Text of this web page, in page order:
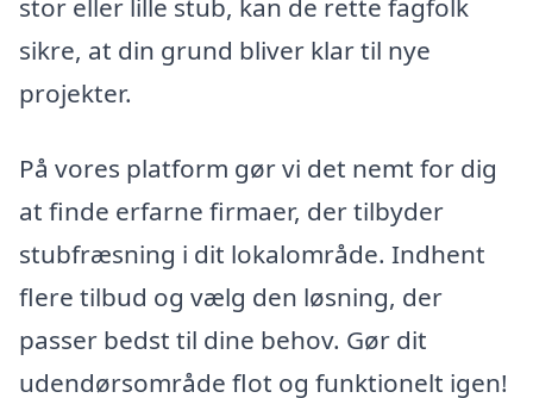
stor eller lille stub, kan de rette fagfolk
sikre, at din grund bliver klar til nye
projekter.
På vores platform gør vi det nemt for dig
at finde erfarne firmaer, der tilbyder
stubfræsning i dit lokalområde. Indhent
flere tilbud og vælg den løsning, der
passer bedst til dine behov. Gør dit
udendørsområde flot og funktionelt igen!